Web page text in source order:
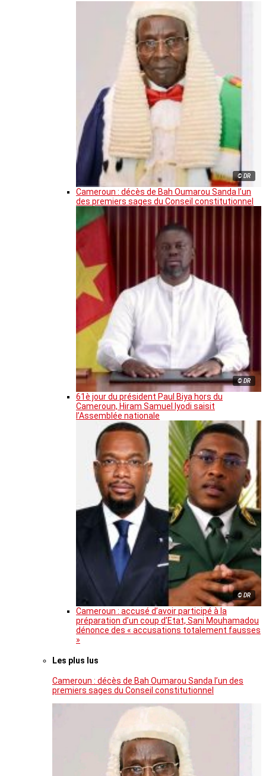
© DR
Cameroun : décès de Bah Oumarou Sanda l’un
des premiers sages du Conseil constitutionnel
© DR
61è jour du président Paul Biya hors du
Cameroun, Hiram Samuel Iyodi saisit
l’Assemblée nationale
© DR
Cameroun : accusé d’avoir participé à la
préparation d’un coup d’Etat, Sani Mouhamadou
dénonce des « accusations totalement fausses
»
Les plus lus
Cameroun : décès de Bah Oumarou Sanda l’un des
premiers sages du Conseil constitutionnel